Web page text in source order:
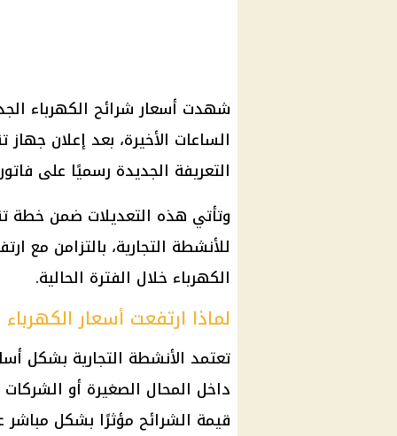
الساعات الأخيرة، بعد إعلان
التعريفة الجديدة رسميًا على
وتأتي هذه التعديلات ضمن خطة
للأنشطة التجارية، بالتزامن مع
الكهرباء خلال الفترة الحالية.
لماذا ارتفعت أسعار الكهرباء
تعتمد الأنشطة التجارية بشكل
داخل المحال الصغيرة أو
قيمة الشرائح مؤثرًا بشكل